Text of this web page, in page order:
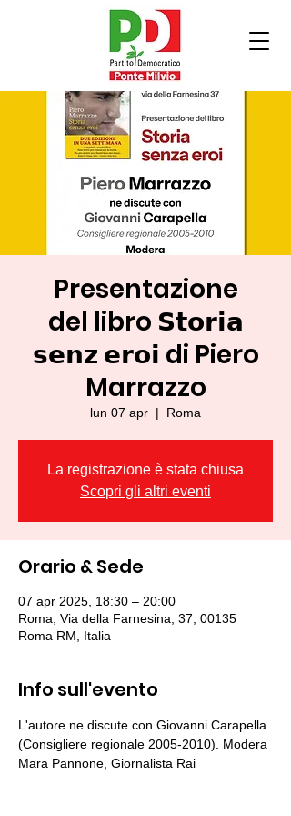
Presentazione
del libro 𝗦𝘁𝗼𝗿𝗶𝗮
𝘀𝗲𝗻𝘇 𝗲𝗿𝗼𝗶 di Piero
Marrazzo
lun 07 apr
  |
Roma
La registrazione è stata chiusa
Scopri gli altri eventi
Orario & Sede
07 apr 2025, 18:30 – 20:00
Roma, Via della Farnesina, 37, 00135
Roma RM, Italia
Info sull'evento
L'autore ne discute con Giovanni Carapella
(Consigliere regionale 2005-2010). Modera
Mara Pannone, Giornalista Rai